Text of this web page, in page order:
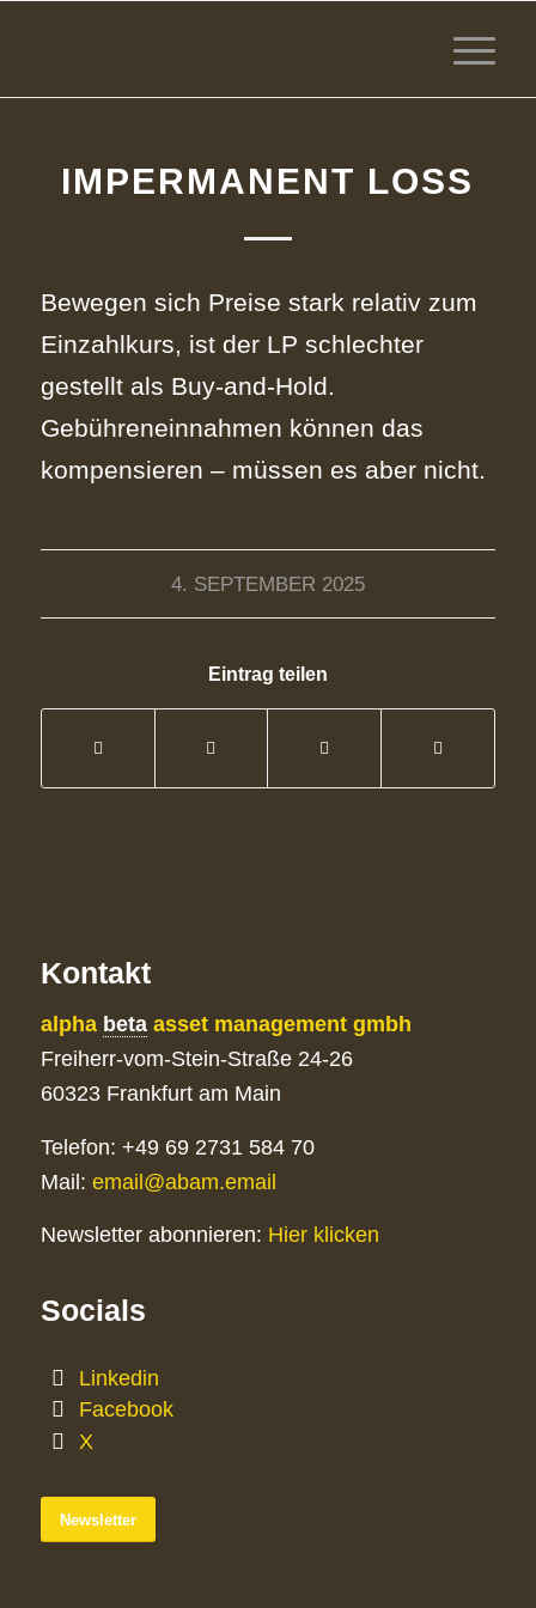
IMPERMANENT LOSS
Bewegen sich Preise stark relativ zum
Einzahlkurs, ist der LP schlechter
gestellt als Buy‑and‑Hold.
Gebühreneinnahmen können das
kompensieren – müssen es aber nicht.
4. SEPTEMBER 2025
Eintrag teilen
Kontakt
alpha betaasset management gmbh
Freiherr-vom-Stein-Straße 24-26
60323 Frankfurt am Main
Telefon: +49 69 2731 584 70
Mail: email@abam.email
Newsletter abonnieren: Hier klicken
Socials
Linkedin
Facebook
X
Newsletter